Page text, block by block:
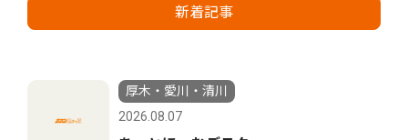
新着記事
厚木・愛川・清川
2026.08.07